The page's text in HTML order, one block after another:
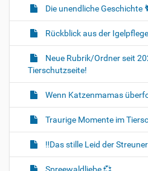
Die unendliche Geschichte
Rückblick aus der
Neue Rubrik/Ordner seit
Tierschutzseite!
Wenn Katzenmamas
Traurige Momente im
‼️Das stille Leid der